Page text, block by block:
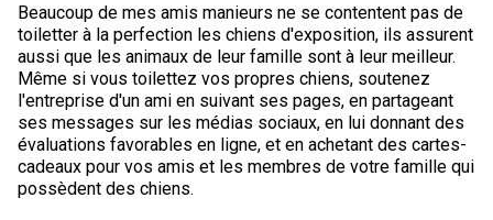
Beaucoup de mes amis manieurs ne se contentent pas de
toiletter à la perfection les chiens d'exposition, ils assurent
aussi que les animaux de leur famille sont à leur meilleur.
Même si vous toilettez vos propres chiens, soutenez
l'entreprise d'un ami en suivant ses pages, en partageant
ses messages sur les médias sociaux, en lui donnant des
évaluations favorables en ligne, et en achetant des cartes-
cadeaux pour vos amis et les membres de votre famille qui
possèdent des chiens.